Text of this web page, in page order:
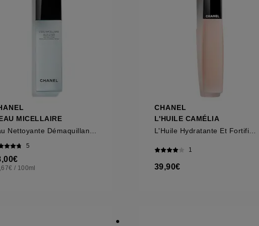
MICELLAIRE
5
/ 100ml
CHANEL
L'HUILE CAMÉLIA
1
39,90€